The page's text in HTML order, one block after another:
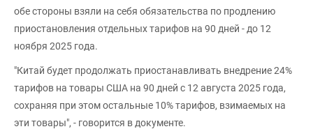
обе стороны взяли на себя обязательства по продлению
приостановления отдельных тарифов на 90 дней - до 12
ноября 2025 года.
"Китай будет продолжать приостанавливать внедрение 24%
тарифов на товары США на 90 дней с 12 августа 2025 года,
сохраняя при этом остальные 10% тарифов, взимаемых на
эти товары", - говорится в документе.